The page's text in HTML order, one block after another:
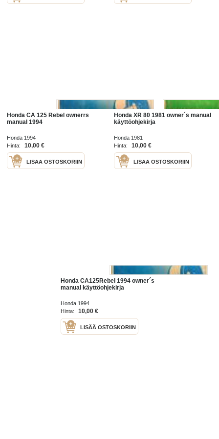
Honda CA 125 Rebel ownerrs
manual 1994
Honda 1994
Hinta:
10,00 €
LISÄÄ OSTOSKORIIN
Honda XR 80 1981 owner´s manual
käyttöohjekirja
Honda 1981
Hinta:
10,00 €
LISÄÄ OSTOSKORIIN
Honda CA125Rebel 1994 owner´s
manual käyttöohjekirja
Honda 1994
Hinta:
10,00 €
LISÄÄ OSTOSKORIIN